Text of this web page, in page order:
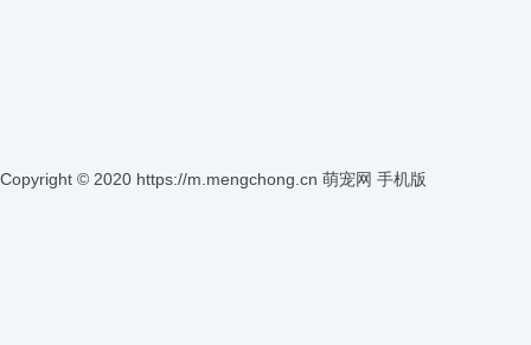
Copyright © 2020 https://m.mengchong.cn 萌宠网 手机版